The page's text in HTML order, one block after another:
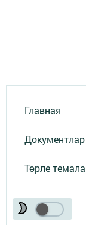
Главная
Документлар
Төрле